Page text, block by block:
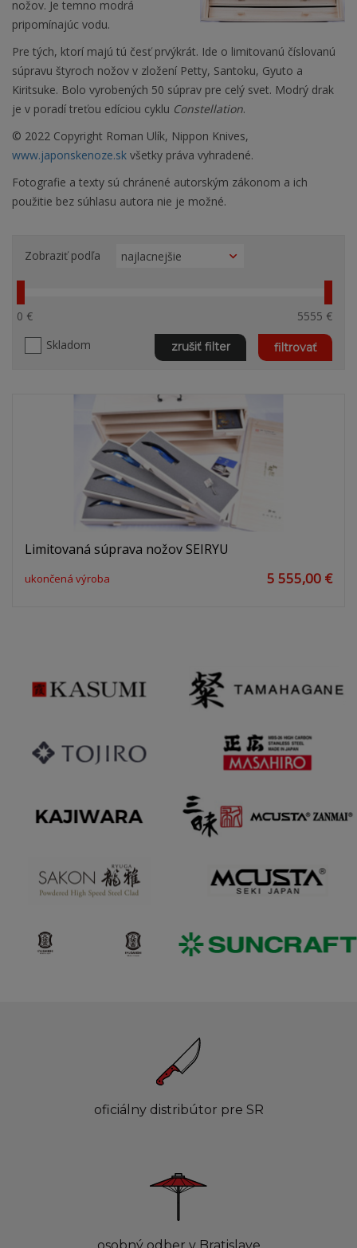
nožov. Je temno modrá
pripomínajúc vodu.
Pre tých, ktorí majú tú česť prvýkrát. Ide o limitovanú číslovanú
súpravu štyroch nožov v zložení Petty, Santoku, Gyuto a
Kiritsuke. Bolo vyrobených 50 súprav pre celý svet. Modrý drak
je v poradí treťou edíciou cyklu Constellation.
© 2022 Copyright Roman Ulík, Nippon Knives,
www.japonskenoze.sk všetky práva vyhradené.
Fotografie a texty sú chránené autorským zákonom a ich
použitie bez súhlasu autora nie je možné.
0 €
5555 €
Skladom
filtrovať
zrušiť filter
Zobraziť podľa
Limitovaná súprava nožov SEIRYU
ukončená výroba 5 555,00 €
oficiálny distribútor pre SR
osobný odber v Bratislave